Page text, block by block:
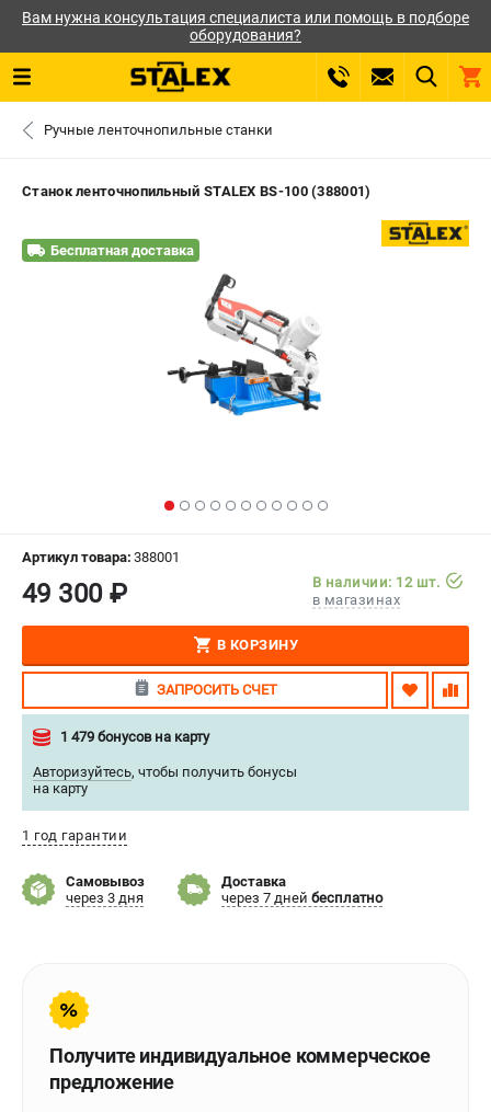
Вам нужна консультация специалиста или помощь в подборе
оборудования?
СЕРВИС
МАГАЗИНЫ
ИЗБРАННОЕ ( 0 )
0 )
ЗАКАЗАТЬ ЗАПЧАСТЬ
+7 (812) 564-50-74 - ЗАКАЗ ИЗДЕЛИЙ
САНКТ-ПЕТЕРБУРГ
0 ₽
ПОДДЕРЖКА
Сервисиный центр
Гарантия Stalex
ИНФОРМАЦИЯ
Контакты
Доставка
Оплата
Бонусная программа
Ручные ленточнопильные станки
Станок ленточнопильный STALEX BS-100 (388001)
Бесплатная доставка
Артикул товара: 388001
49 300 ₽
В наличии: 12 шт.
в магазинах
В КОРЗИНУ
ЗАПРОСИТЬ СЧЕТ
1 479 бонусов на карту
Авторизуйтесь, чтобы получить бонусы
на карту
1 год гарантии
Самовывоз
через 3 дня
Доставка
через 7 дней бесплатно
Получите индивидуальное коммерческое
предложение